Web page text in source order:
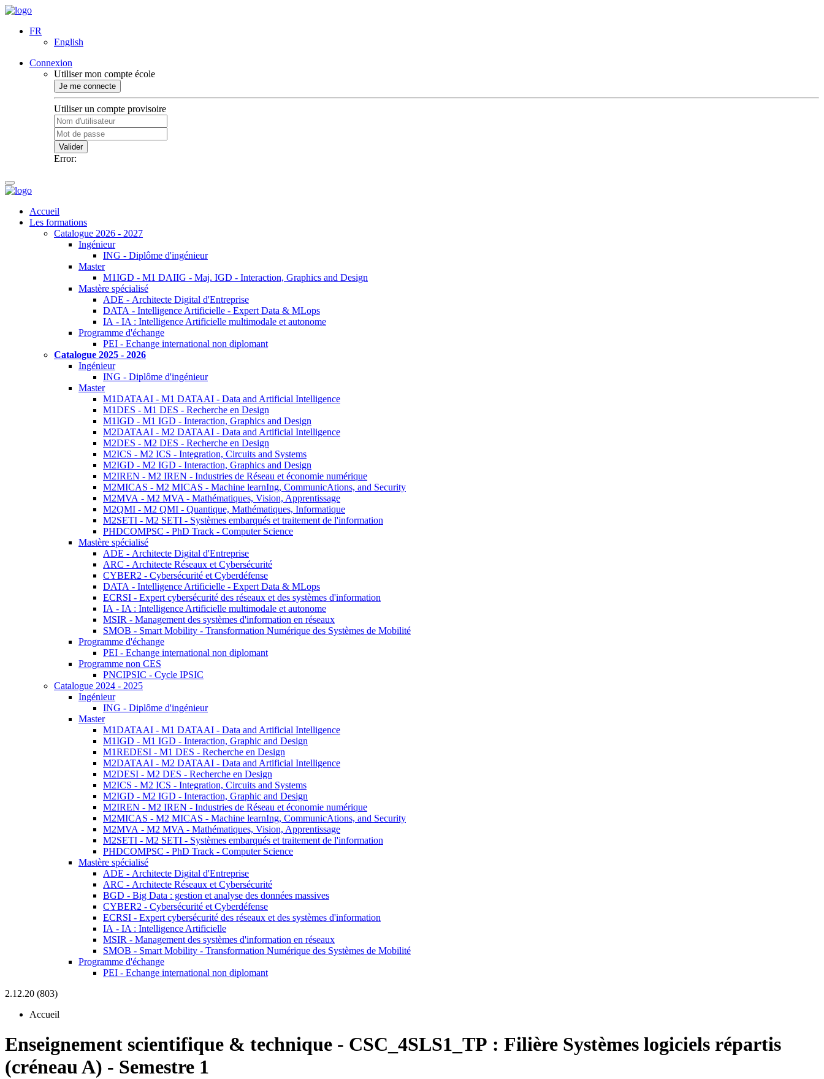
FR
English
Connexion
Utiliser mon compte école
Je me connecte
Utiliser un compte provisoire
Valider
Error:
Accueil
Les formations
Catalogue 2026 - 2027
Ingénieur
ING - Diplôme d'ingénieur
Master
M1IGD - M1 DAIIG - Maj. IGD - Interaction, Graphics and Design
Mastère spécialisé
ADE - Architecte Digital d'Entreprise
DATA - Intelligence Artificielle - Expert Data & MLops
IA - IA : Intelligence Artificielle multimodale et autonome
Programme d'échange
PEI - Echange international non diplomant
Catalogue 2025 - 2026
Ingénieur
ING - Diplôme d'ingénieur
Master
M1DATAAI - M1 DATAAI - Data and Artificial Intelligence
M1DES - M1 DES - Recherche en Design
M1IGD - M1 IGD - Interaction, Graphics and Design
M2DATAAI - M2 DATAAI - Data and Artificial Intelligence
M2DES - M2 DES - Recherche en Design
M2ICS - M2 ICS - Integration, Circuits and Systems
M2IGD - M2 IGD - Interaction, Graphics and Design
M2IREN - M2 IREN - Industries de Réseau et économie numérique
M2MICAS - M2 MICAS - Machine learnIng, CommunicAtions, and Security
M2MVA - M2 MVA - Mathématiques, Vision, Apprentissage
M2QMI - M2 QMI - Quantique, Mathématiques, Informatique
M2SETI - M2 SETI - Systèmes embarqués et traitement de l'information
PHDCOMPSC - PhD Track - Computer Science
Mastère spécialisé
ADE - Architecte Digital d'Entreprise
ARC - Architecte Réseaux et Cybersécurité
CYBER2 - Cybersécurité et Cyberdéfense
DATA - Intelligence Artificielle - Expert Data & MLops
ECRSI - Expert cybersécurité des réseaux et des systèmes d'information
IA - IA : Intelligence Artificielle multimodale et autonome
MSIR - Management des systèmes d'information en réseaux
SMOB - Smart Mobility - Transformation Numérique des Systèmes de Mobilité
Programme d'échange
PEI - Echange international non diplomant
Programme non CES
PNCIPSIC - Cycle IPSIC
Catalogue 2024 - 2025
Ingénieur
ING - Diplôme d'ingénieur
Master
M1DATAAI - M1 DATAAI - Data and Artificial Intelligence
M1IGD - M1 IGD - Interaction, Graphic and Design
M1REDESI - M1 DES - Recherche en Design
M2DATAAI - M2 DATAAI - Data and Artificial Intelligence
M2DESI - M2 DES - Recherche en Design
M2ICS - M2 ICS - Integration, Circuits and Systems
M2IGD - M2 IGD - Interaction, Graphic and Design
M2IREN - M2 IREN - Industries de Réseau et économie numérique
M2MICAS - M2 MICAS - Machine learnIng, CommunicAtions, and Security
M2MVA - M2 MVA - Mathématiques, Vision, Apprentissage
M2SETI - M2 SETI - Systèmes embarqués et traitement de l'information
PHDCOMPSC - PhD Track - Computer Science
Mastère spécialisé
ADE - Architecte Digital d'Entreprise
ARC - Architecte Réseaux et Cybersécurité
BGD - Big Data : gestion et analyse des données massives
CYBER2 - Cybersécurité et Cyberdéfense
ECRSI - Expert cybersécurité des réseaux et des systèmes d'information
IA - IA : Intelligence Artificielle
MSIR - Management des systèmes d'information en réseaux
SMOB - Smart Mobility - Transformation Numérique des Systèmes de Mobilité
Programme d'échange
PEI - Echange international non diplomant
2.12.20 (803)
Accueil
Enseignement scientifique & technique - CSC_4SLS1_TP : Filière Systèmes logiciels répartis
(créneau A) - Semestre 1